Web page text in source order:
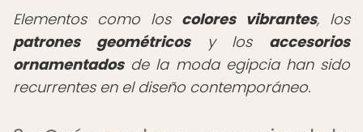
Elementos como los colores vibrantes, los
patrones geométricosy los accesorios
ornamentadosde la moda egipcia han sido
recurrentes en el diseño contemporáneo.